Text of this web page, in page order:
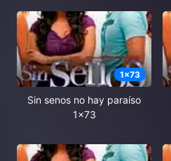
1x73
Sin senos no hay paraíso
1x73